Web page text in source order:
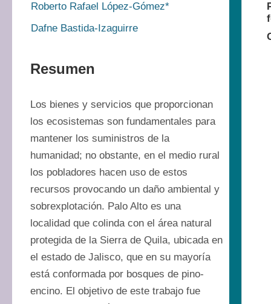
Roberto Rafael López-Gómez*
Dafne Bastida-Izaguirre
Resumen
Los bienes y servicios que proporcionan
los ecosistemas son fundamentales para
mantener los suministros de la
humanidad; no obstante, en el medio rural
los pobladores hacen uso de estos
recursos provocando un daño ambiental y
sobrexplotación. Palo Alto es una
localidad que colinda con el área natural
protegida de la Sierra de Quila, ubicada en
el estado de Jalisco, que en su mayoría
está conformada por bosques de pino-
encino. El objetivo de este trabajo fue